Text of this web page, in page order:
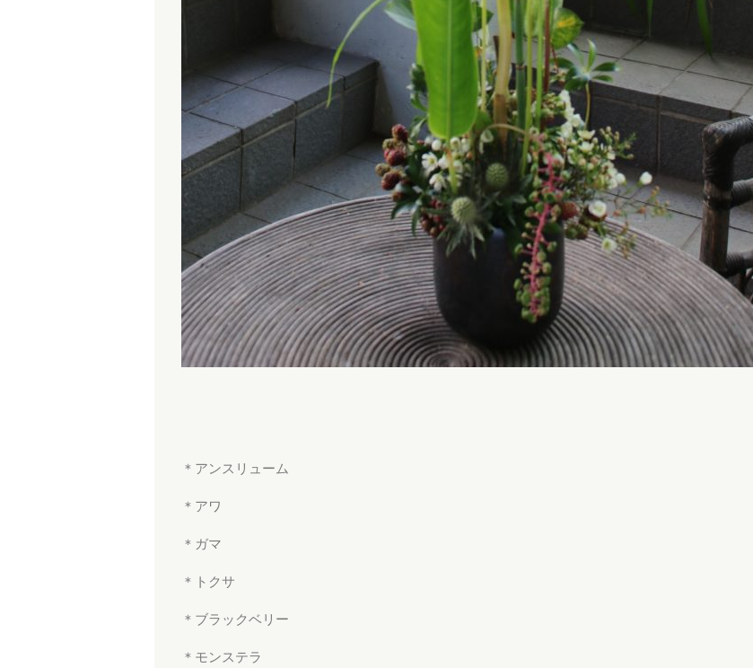
＊アンスリューム
＊アワ
＊ガマ
＊トクサ
＊ブラックベリー
＊モンステラ